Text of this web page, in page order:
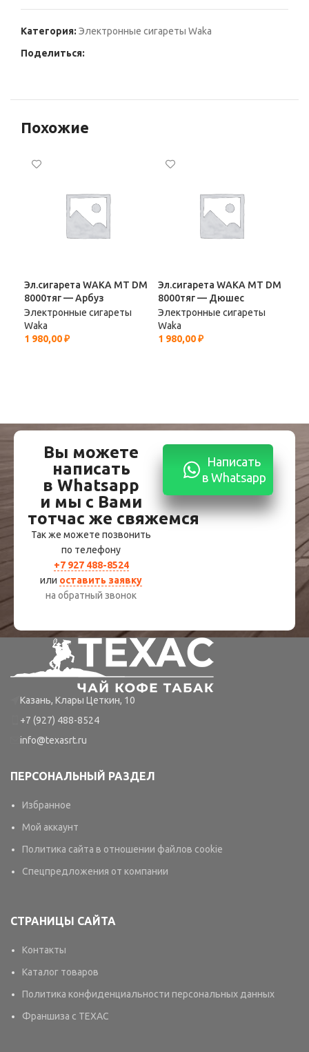
Категория: Электронные сигареты Waka
Поделиться:
Похожие
Эл.сигарета WAKA МТ DM
8000тяг — Арбуз
Электронные сигареты
Waka
1 980,00₽
Эл.сигарета WAKA МТ DM
8000тяг — Дюшес
Электронные сигареты
Waka
1 980,00₽
Вы можете
написать
в Whatsapp
и мы с Вами
тотчас же свяжемся
Так же можете позвонить
по телефону
+7 927 488-8524
или оставить заявку
на обратный звонок
Написать
в Whatsapp
Казань, Клары Цеткин, 10
+7 (927) 488-8524
info@texasrt.ru
ПЕРСОНАЛЬНЫЙ РАЗДЕЛ
Избранное
Мой аккаунт
Политика сайта в отношении файлов cookie
Спецпредложения от компании
СТРАНИЦЫ САЙТА
Контакты
Каталог товаров
Политика конфиденциальности персональных данных
Франшиза с TEXAC